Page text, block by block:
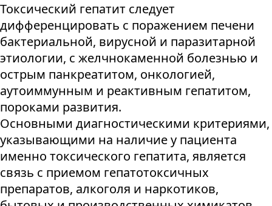
Токсический гепатит следует
дифференцировать с поражением печени
бактериальной, вирусной и паразитарной
этиологии, с желчнокаменной болезнью и
острым панкреатитом, онкологией,
аутоиммунным и реактивным гепатитом,
пороками развития.
Основными диагностическими критериями,
указывающими на наличие у пациента
именно токсического гепатита, является
связь с приемом гепатотоксичных
препаратов, алкоголя и наркотиков,